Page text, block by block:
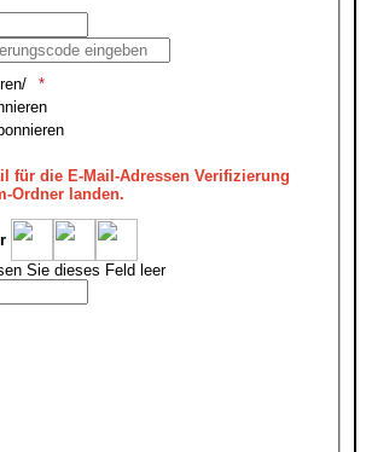
für die E-Mail-Adressen Verifizierung
Ordner landen.
Sie dieses Feld leer